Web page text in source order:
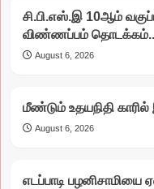
சி.பி.எஸ்.இ 10ஆம்
விண்ணப்பம்
August 6, 2026
மீண்டும் உதயநிதி
August 6, 2026
எடப்பாடி